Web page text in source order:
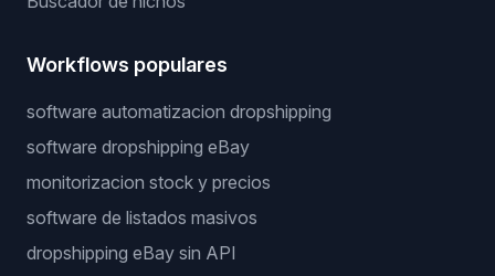
Workflows populares
software automatizacion dropshipping
software dropshipping eBay
monitorizacion stock y precios
software de listados masivos
dropshipping eBay sin API